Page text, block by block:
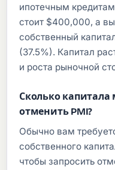
ипотечным
стоит $400,000, а
собственный
(37.5%). Капитал
и роста рыночной
Сколько
отменить PMI?
Обычно вам
собственного
чтобы запросить